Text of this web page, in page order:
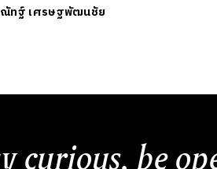
ทฐ์ เศรษฐพัฒนชัย
curious, be